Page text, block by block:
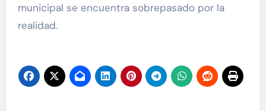
municipal se encuentra sobrepasado por la
realidad.